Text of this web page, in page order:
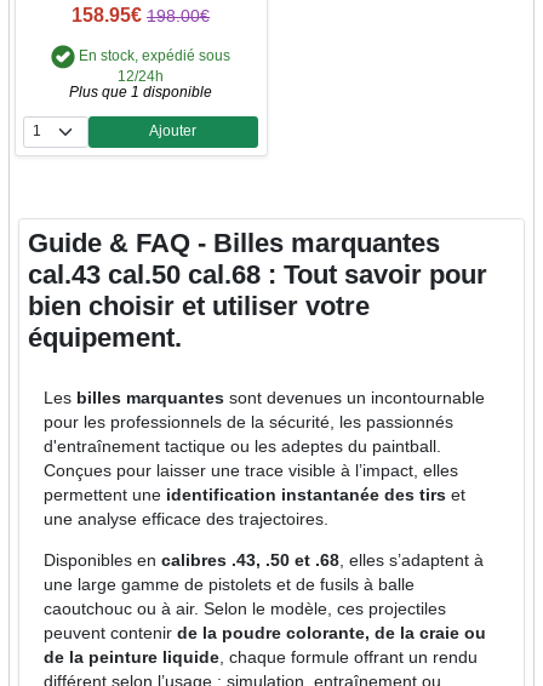
158.95€ 198.00€
En stock, expédié sous
12/24h
Plus que 1 disponible
Quantité
Ajouter
Guide & FAQ - Billes marquantes
cal.43 cal.50 cal.68 : Tout savoir pour
bien choisir et utiliser votre
équipement.
Les billes marquantes sont devenues un incontournable
pour les professionnels de la sécurité, les passionnés
d'entraînement tactique ou les adeptes du paintball.
Conçues pour laisser une trace visible à l’impact, elles
permettent une identification instantanée des tirs et
une analyse efficace des trajectoires.
Disponibles encalibres .43, .50 et .68 , elles s’adaptent à
une large gamme de pistolets et de fusils à balle
caoutchouc ou à air. Selon le modèle, ces projectiles
peuvent contenirde la poudre colorante, de la craie ou
de la peinture liquide , chaque formule offrant un rendu
différent selon l’usage : simulation, entraînement ou